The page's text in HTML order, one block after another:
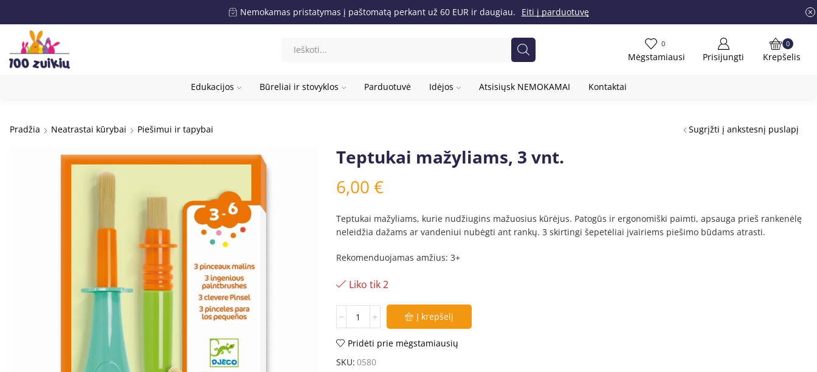
Nemokamas pristatymas į paštomatą perkant už 60 EUR ir daugiau. Eiti į parduotuvę
0
Mėgstamiausi Prisijungti
0
Krepšelis
Edukacijos Būreliai ir stovyklos Parduotuvė Idėjos Atsisiųsk NEMOKAMAI Kontaktai
Pradžia Neatrastai kūrybai Piešimui ir tapybai Sugrįžti į ankstesnį puslapį
Teptukai mažyliams, 3 vnt.
6,00 €
Teptukai mažyliams, kurie nudžiugins mažuosius kūrėjus. Patogūs ir ergonomiški paimti, apsauga prieš rankenėlę
neleidžia dažams ar vandeniui nubėgti ant rankų. 3 skirtingi šepetėliai įvairiems piešimo būdams atrasti.
Rekomenduojamas amžius: 3+
Liko tik 2
Į krepšelį
Pridėti prie mėgstamiausių
SKU: 0580